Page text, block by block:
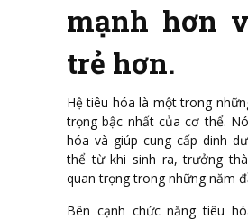
mạnh hơn
trẻ hơn.
Hệ tiêu hóa là một trong
trọng bậc nhất của cơ thể.
hóa và giúp cung cấp dinh
thể từ khi sinh ra, trưởng
quan trọng trong những năm
Bên cạnh chức năng tiêu